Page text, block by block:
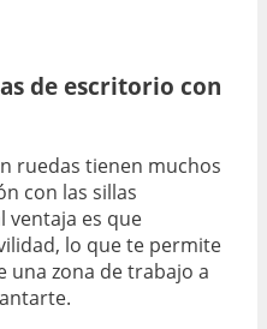
de escritorio con
ruedas tienen muchos
con las sillas
ventaja es que
lo que te permite
una zona de trabajo a